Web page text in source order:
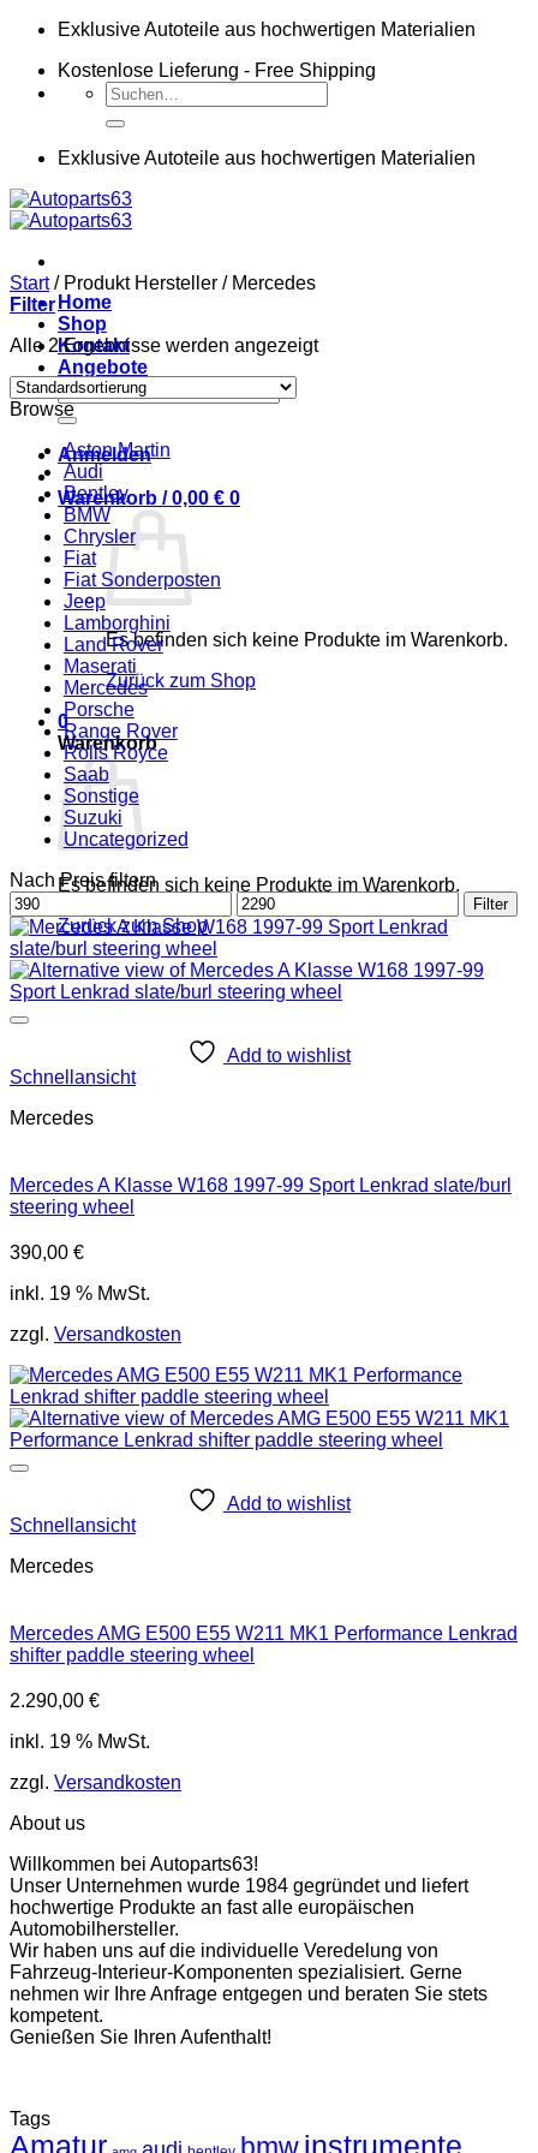
Zum
springen
Exklusive Autoteile aus hochwertigen Materialien
Kostenlose Lieferung - Free Shipping
Suchen
nach:
Exklusive Autoteile aus hochwertigen Materialien
Home
Shop
Kontakt
Angebote
Suchen
nach:
Anmelden
Warenkorb /0,00 € 0
Es befinden sich keine Produkte im Warenkorb.
Zurück zum Shop
0
Warenkorb
Es befinden sich keine Produkte im Warenkorb.
Zurück zum Shop
Start /Produkt Hersteller /Mercedes
Filter
Alle 2 Ergebnisse werden angezeigt
Browse
Aston Martin
Audi
Bentley
BMW
Chrysler
Fiat
Fiat Sonderposten
Jeep
Lamborghini
Land Rover
Maserati
Mercedes
Porsche
Range Rover
Rolls Royce
Saab
Sonstige
Suzuki
Uncategorized
Nach Preis filtern
Min.
Preis
Max.
Preis
Filter
Add to wishlist
Schnellansicht
Mercedes
Mercedes A Klasse W168 1997-99 Sport Lenkrad slate/burl
steering wheel
390,00 €
inkl. 19 % MwSt.
zzgl. Versandkosten
Add to wishlist
Schnellansicht
Mercedes
Mercedes AMG E500 E55 W211 MK1 Performance Lenkrad
shifter paddle steering wheel
2.290,00 €
inkl. 19 % MwSt.
zzgl. Versandkosten
About us
Willkommen bei Autoparts63!
Unser Unternehmen wurde 1984 gegründet und liefert
hochwertige Produkte an fast alle europäischen
Automobilhersteller.
Wir haben uns auf die individuelle Veredelung von
Fahrzeug-Interieur-Komponenten spezialisiert. Gerne
nehmen wir Ihre Anfrage entgegen und beraten Sie stets
kompetent.
Genießen Sie Ihren Aufenthalt!
Tags
Amatur
instrumente